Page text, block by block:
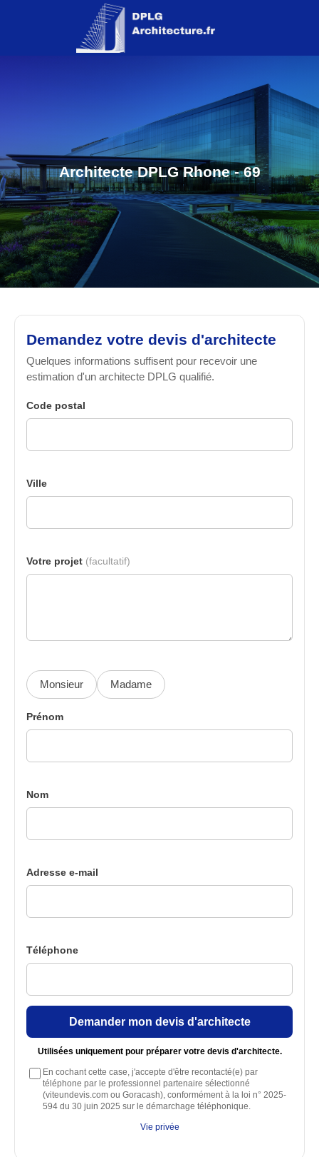
Architecte DPLG Rhone - 69
Demandez votre devis d'architecte
Quelques informations suffisent pour recevoir une
estimation d'un architecte DPLG qualifié.
Code postal
Ville
Votre projet (facultatif)
Monsieur Madame
Prénom
Nom
Adresse e-mail
Téléphone
Demander mon devis d'architecte
Utilisées uniquement pour préparer votre devis d'architecte.
En cochant cette case, j'accepte d'être recontacté(e) par
téléphone par le professionnel partenaire sélectionné
(viteundevis.com ou Goracash), conformément à la loi n° 2025-
594 du 30 juin 2025 sur le démarchage téléphonique.
Vie privée